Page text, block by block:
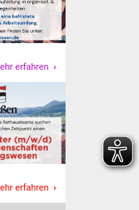
Schwäbischer Albtrauf
Route der
Senioren
Stadtseniorenrat
Ältere
erfahren
erfahren